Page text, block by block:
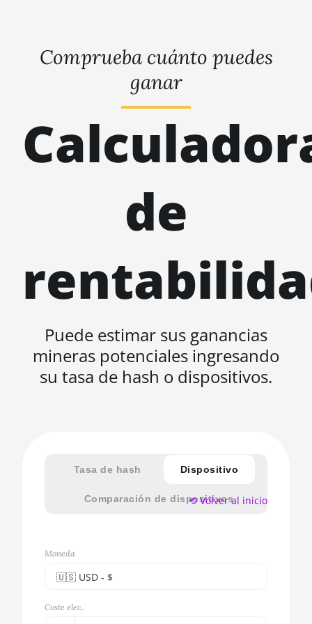
Comprueba cuánto puedes
ganar
de
Puede estimar sus ganancias
mineras potenciales ingresando
su tasa de hash o dispositivos.
Tasa de hash Dispositivo
Comparación de dispositivos
Moneda
🇺🇸ㅤ USD - $
🇪🇺ㅤ EUR - €
Coste elec.
⟲ Volver al inicio